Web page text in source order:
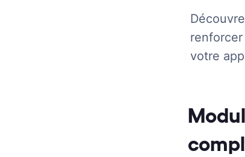
votre